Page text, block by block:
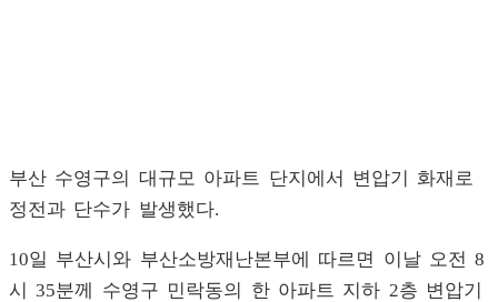
부산 수영구의 대규모 아파트 단지에서 변압기 화재로
정전과 단수가 발생했다.
10일 부산시와 부산소방재난본부에 따르면 이날 오전 8
시 35분께 수영구 민락동의 한 아파트 지하 2층 변압기